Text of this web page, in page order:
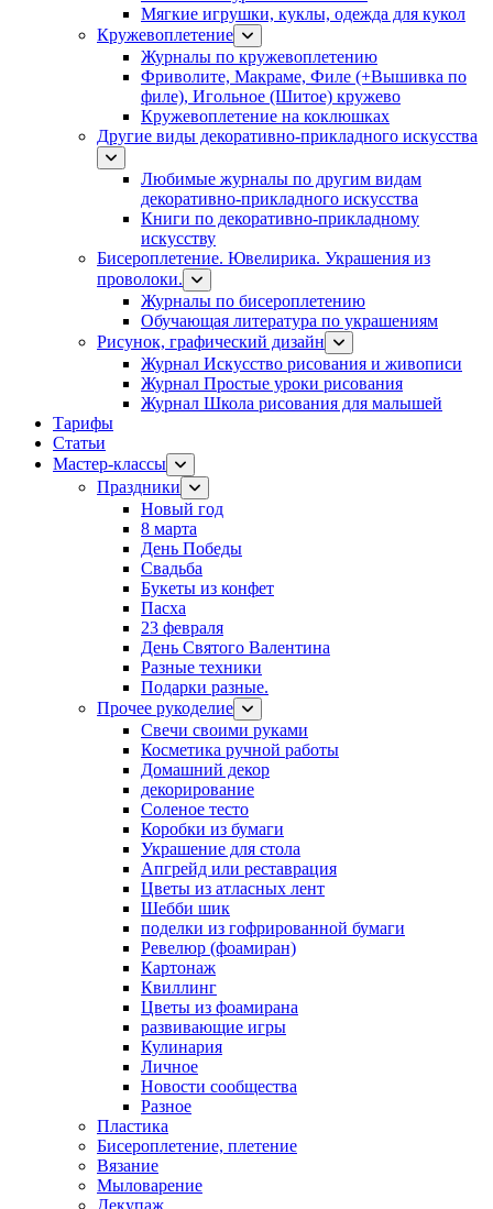
Мягкие игрушки, куклы, одежда для кукол
Кружевоплетение
Журналы по кружевоплетению
Фриволите, Макраме, Филе (+Вышивка по
филе), Игольное (Шитое) кружево
Кружевоплетение на коклюшках
Другие виды декоративно-прикладного искусства
Любимые журналы по другим видам
декоративно-прикладного искусства
Книги по декоративно-прикладному
искусству
Бисероплетение. Ювелирика. Украшения из
проволоки.
Журналы по бисероплетению
Обучающая литература по украшениям
Рисунок, графический дизайн
Журнал Искусство рисования и живописи
Журнал Простые уроки рисования
Журнал Школа рисования для малышей
Тарифы
Статьи
Мастер-классы
Праздники
Новый год
8 марта
День Победы
Свадьба
Букеты из конфет
Пасха
23 февраля
День Святого Валентина
Разные техники
Подарки разные.
Прочее рукоделие
Свечи своими руками
Косметика ручной работы
Домашний декор
декорирование
Соленое тесто
Коробки из бумаги
Украшение для стола
Апгрейд или реставрация
Цветы из атласных лент
Шебби шик
поделки из гофрированной бумаги
Ревелюр (фоамиран)
Картонаж
Квиллинг
Цветы из фоамирана
развивающие игры
Кулинария
Личное
Новости сообщества
Разное
Пластика
Бисероплетение, плетение
Вязание
Мыловарение
Декупаж